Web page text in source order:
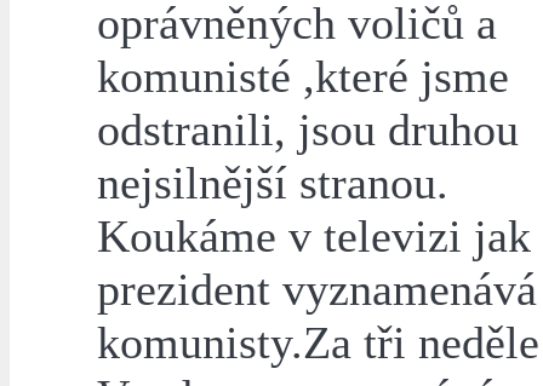
oprávněných voličů a
komunisté ,které jsme
odstranili, jsou druhou
nejsilnější stranou.
Koukáme v televizi jak
prezident vyznamenává
komunisty.Za tři